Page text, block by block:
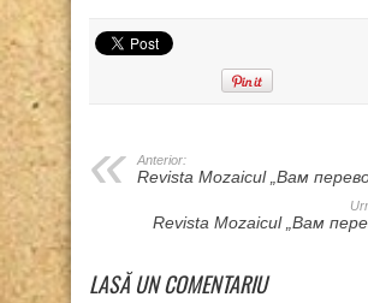
Anterior:
Revista Mozaicul „Вам
Revista Mozaicul „Вам
LASĂ UN COMENTARIU